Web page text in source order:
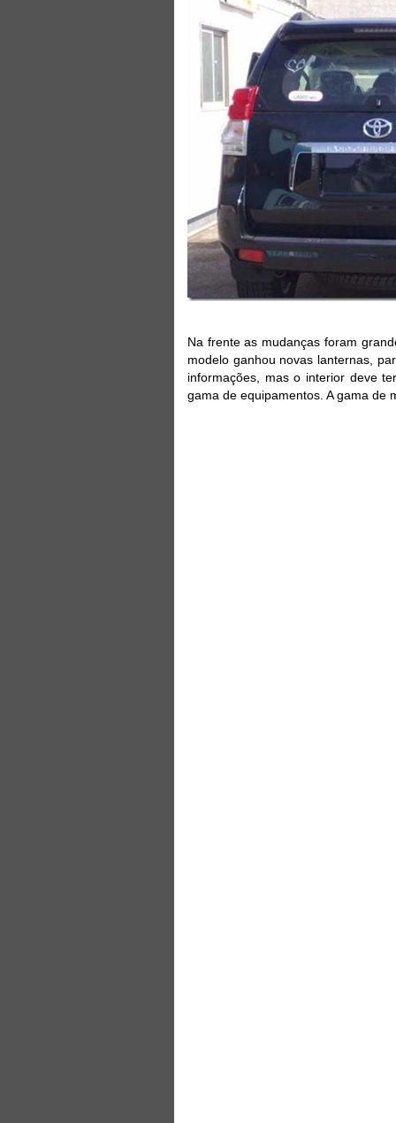
Na frente as mudanças foram
modelo ganhou novas lanternas,
informações, mas o interior deve
gama de equipamentos. A gama de